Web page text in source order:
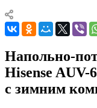
Напольно-
Hisense AUV-
с зимним